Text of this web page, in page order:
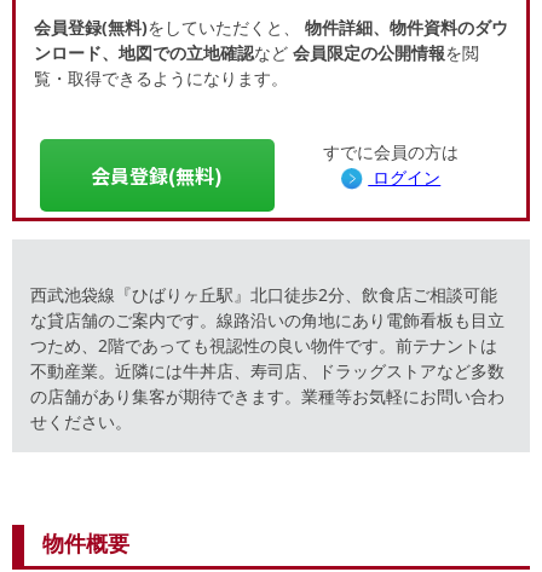
会員登録(無料)をしていただくと、 物件詳細、物件資料のダウ
ンロード、地図での立地確認など 会員限定の公開情報を閲
覧・取得できるようになります。
会員登録(無料)
すでに会員の方は
ログイン
西武池袋線『ひばりヶ丘駅』北口徒歩2分、飲食店ご相談可能
な貸店舗のご案内です。線路沿いの角地にあり電飾看板も目立
つため、2階であっても視認性の良い物件です。前テナントは
不動産業。近隣には牛丼店、寿司店、ドラッグストアなど多数
の店舗があり集客が期待できます。業種等お気軽にお問い合わ
せください。
物件概要